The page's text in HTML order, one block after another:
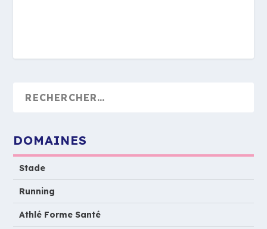
DOMAINES
Stade
Running
Athlé Forme Santé